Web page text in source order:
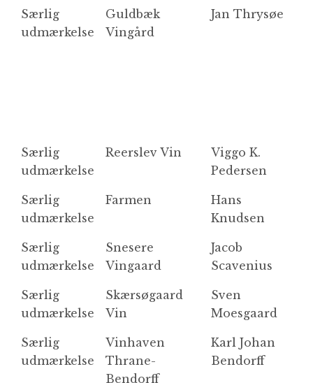
Særlig
udmærkelse
Guldbæk
Vingård
Jan Thrysøe
Særlig
udmærkelse
Reerslev Vin
Viggo K.
Pedersen
Særlig
udmærkelse
Farmen
Hans
Knudsen
Særlig
udmærkelse
Snesere
Vingaard
Jacob
Scavenius
Særlig
udmærkelse
Skærsøgaard
Vin
Sven
Moesgaard
Særlig
udmærkelse
Vinhaven
Thrane-
Bendorff
Karl Johan
Bendorff